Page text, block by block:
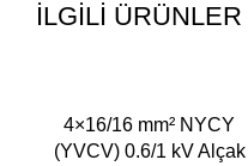
İLGILI ÜRÜNLER
4×16/16 mm² NYCY
(YVCV) 0.6/1 kV Alçak